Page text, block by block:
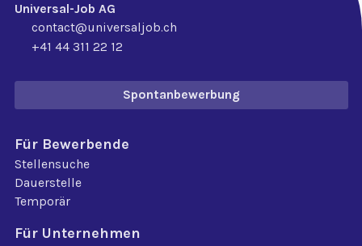
Universal-Job AG
contact@universaljob.ch
+41 44 311 22 12
Spontanbewerbung
Für Bewerbende
Stellensuche
Dauerstelle
Temporär
Für Unternehmen